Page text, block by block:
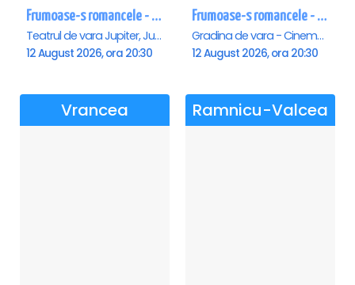
Frumoase-s romancele - Jupiter
Teatrul de vara Jupiter, Jupiter
12 August 2026, ora 20:30
Frumoase-s romancele - Saturn
Gradina de vara - Cinema Saturn, Saturn
12 August 2026, ora 20:30
Vrancea Ramnicu-Valcea